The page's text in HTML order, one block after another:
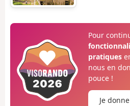
Pour
pratiques
nous en
pouce !
Je